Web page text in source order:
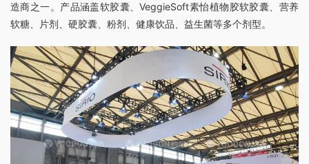
造商之一。产品涵盖软胶囊、VeggieSoft素怡植物胶软胶囊、营养
软糖、片剂、硬胶囊、粉剂、健康饮品、益生菌等多个剂型。